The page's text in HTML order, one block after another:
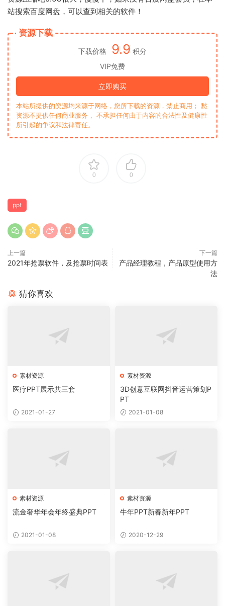
站搜索百度网盘，可以查到相关的软件！
资源下载
下载价格 9.9 积分
VIP免费
立即购买
本站所提供的资源均来源于网络，您所下载的资源，禁止商用； 愁
资源不提供任何商业服务， 不承担任何由于内容的合法性及健康性
所引起的争议和法律责任。
0 0
ppt
上一篇
2021年抢票软件，及抢票时间表
下一篇
产品经理教程，产品原型使用方
法
猜你喜欢
素材资源
医疗PPT展示共三套
2021-01-27
素材资源
3D创意互联网抖音运营策划P
PT
2021-01-08
素材资源
流金奢华年会年终盛典PPT
2021-01-08
素材资源
牛年PPT新春新年PPT
2020-12-29